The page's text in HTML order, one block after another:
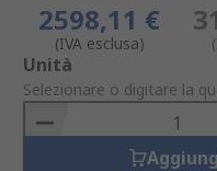
2598,11 €
(IVA esclusa)
Add
to
Basket
Unità
Selezionare o digitare la